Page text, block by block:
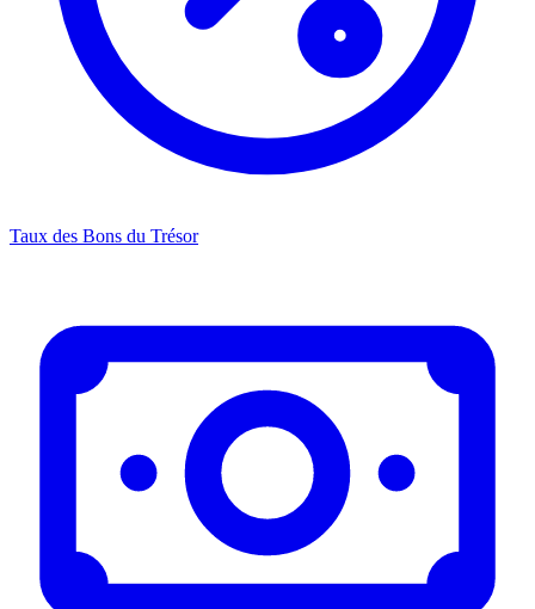
Taux des Bons du Trésor